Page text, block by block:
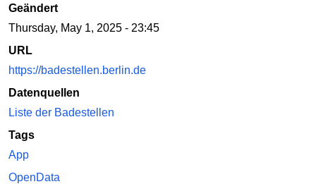
Geändert
Thursday, May 1, 2025 - 23:45
URL
https://badestellen.berlin.de
Datenquellen
Liste der Badestellen
Tags
App
OpenData